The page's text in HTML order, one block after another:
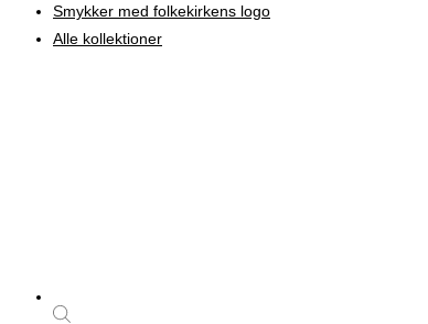
Smykker med folkekirkens logo
Alle kollektioner